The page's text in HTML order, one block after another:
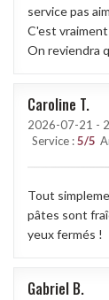
service pas
C'est
On reviendra
Caroline T
2026-07-21 -
Service :5/5
Tout
pâtes sont
yeux fermés !
Gabriel B